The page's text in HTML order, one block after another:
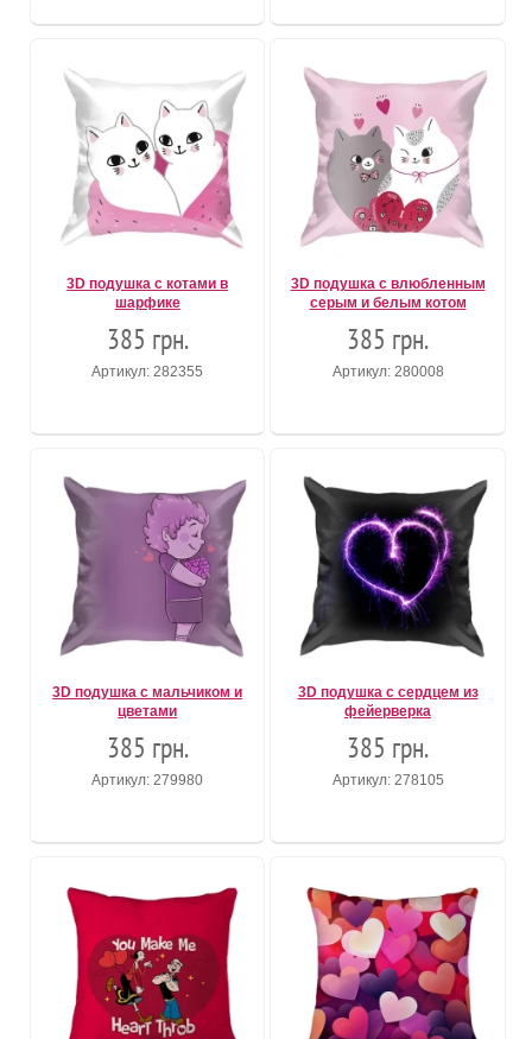
3D подушка с котами в
шарфике
385 грн.
Артикул: 282355
3D подушка с влюбленным
серым и белым котом
385 грн.
Артикул: 280008
3D подушка с мальчиком и
цветами
385 грн.
Артикул: 279980
3D подушка с сердцем из
фейерверка
385 грн.
Артикул: 278105